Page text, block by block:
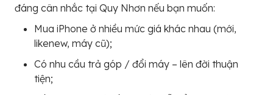
đáng cân nhắc tại Quy Nhơn nếu bạn muốn:
Mua iPhone ở nhiều mức giá khác nhau (mới,
likenew, máy cũ);
Có nhu cầu trả góp / đổi máy – lên đời thuận
tiện;